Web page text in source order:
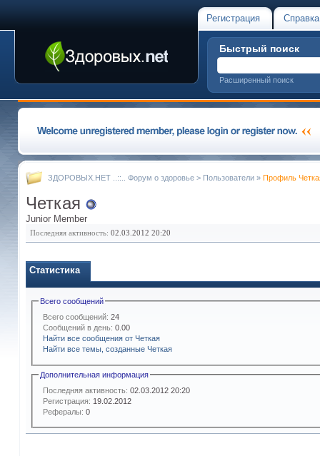
Регистрация Справка
Быстрый поиск
Расширенный поиск
ЗДОРОВЫХ.НЕТ ..::.. Форум о здоровье > Пользователи » Профиль
Четкая
Junior Member
Последняя активность: 02.03.2012 20:20
Статистика
Всего сообщений
Всего сообщений: 24
Сообщений в день: 0.00
Найти все сообщения от Четкая
Найти все темы, созданные Четкая
Дополнительная информация
Последняя активность: 02.03.201220:20
Регистрация: 19.02.2012
Рефералы: 0